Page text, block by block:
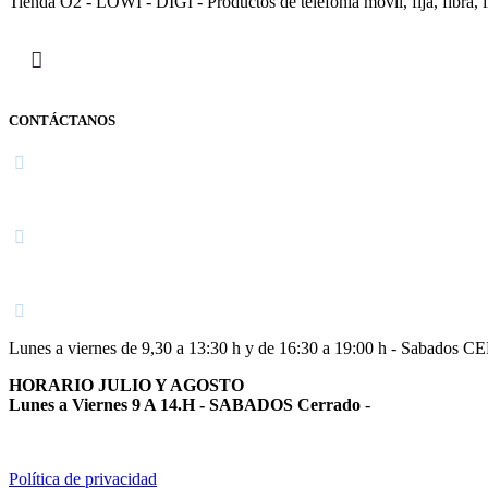
CONTÁCTANOS
Lunes a viernes de 9,30 a 13:30 h y de 16:30 a 19:00 h - Sabados
HORARIO JULIO Y AGOSTO
Lunes a Viernes 9 A 14.H - SABADOS Cerrado -
Política de privacidad